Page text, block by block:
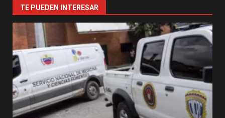
TE PUEDEN INTERESAR